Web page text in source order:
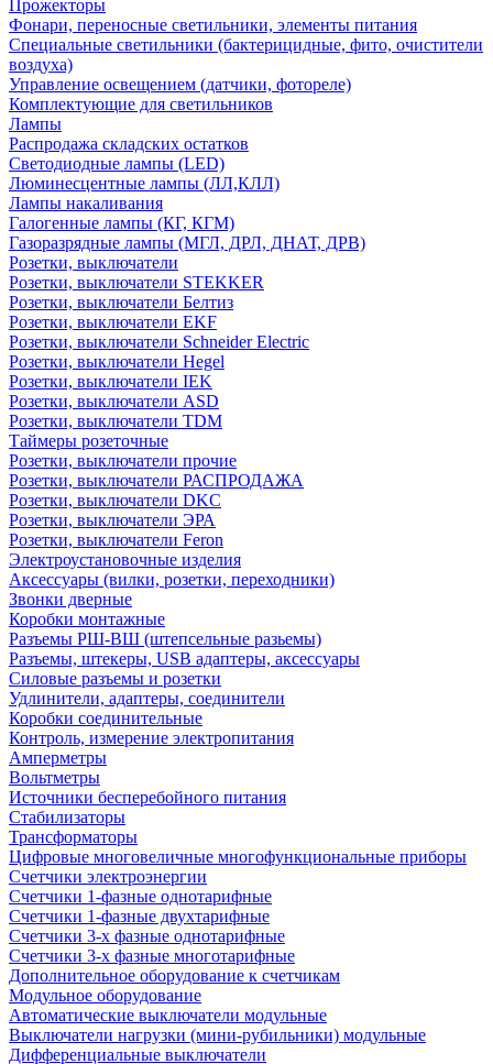
Прожекторы
Фонари, переносные светильники, элементы питания
Специальные светильники (бактерицидные, фито, очистители
воздуха)
Управление освещением (датчики, фотореле)
Комплектующие для светильников
Лампы
Распродажа складских остатков
Светодиодные лампы (LED)
Люминесцентные лампы (ЛЛ,КЛЛ)
Лампы накаливания
Галогенные лампы (КГ, КГМ)
Газоразрядные лампы (МГЛ, ДРЛ, ДНАТ, ДРВ)
Розетки, выключатели
Розетки, выключатели STEKKER
Розетки, выключатели Белтиз
Розетки, выключатели EKF
Розетки, выключатели Schneider Electric
Розетки, выключатели Hegel
Розетки, выключатели IEK
Розетки, выключатели ASD
Розетки, выключатели TDM
Таймеры розеточные
Розетки, выключатели прочие
Розетки, выключатели РАСПРОДАЖА
Розетки, выключатели DKC
Розетки, выключатели ЭРА
Розетки, выключатели Feron
Электроустановочные изделия
Аксессуары (вилки, розетки, переходники)
Звонки дверные
Коробки монтажные
Разъемы РШ-ВШ (штепсельные разьемы)
Разъемы, штекеры, USB адаптеры, аксессуары
Силовые разъемы и розетки
Удлинители, адаптеры, соединители
Коробки соединительные
Контроль, измерение электропитания
Амперметры
Вольтметры
Источники бесперебойного питания
Стабилизаторы
Трансформаторы
Цифровые многовеличные многофункциональные приборы
Счетчики электроэнергии
Счетчики 1-фазные однотарифные
Счетчики 1-фазные двухтарифные
Счетчики 3-х фазные однотарифные
Счетчики 3-х фазные многотарифные
Дополнительное оборудование к счетчикам
Модульное оборудование
Автоматические выключатели модульные
Выключатели нагрузки (мини-рубильники) модульные
Дифференциальные выключатели